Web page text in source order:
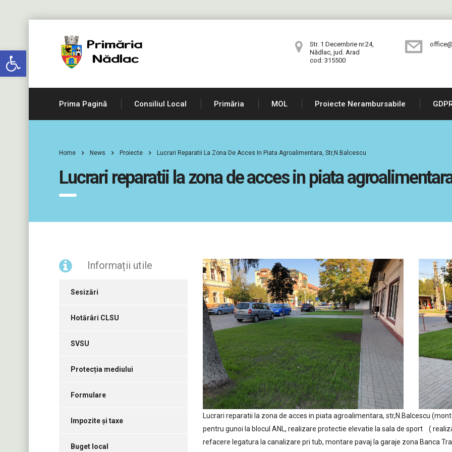
Deschide bara de unelte
Str. 1 Decembrie nr.24,
Nădlac, jud. Arad
cod: 315500
Prima Pagină Consiliul Local Primăria MOL Proiecte Nerambursabile
Home News Proiecte Lucrari Reparatii La Zona De Acces In Piata Agroalimentara, Str,N.Balcescu
Lucrari reparatii la zona de acces in piata
Lucrari reparatii la zona de acces in piata agroalimentara, str,N.Balcescu
pentru gunoi la blocul ANL, realizare protectie elevatie la sala de sport (
refacere legatura la canalizare pri tub, montare pavaj la garaje zona Banca
Informații utile
Sesizări
Hotărâri CLSU
SVSU
Protecția mediului
Formulare
Impozite și taxe
Buget local